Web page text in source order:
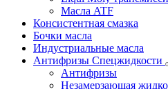
Масла ATF
Консистентная смазка
Бочки масла
Индустриальные масла
Антифризы Спецжидкости
Антифризы
Незамерзающая